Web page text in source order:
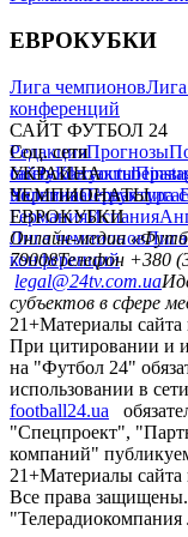
ЕВРОКУБКИ
Лига чемпионов
конференций
САЙТ ФУТБОЛ 24
РедакцияПрогнозы
сайтуКонтакты
политикаСтруктура
Соц. сети
facebookxyoutube
УКРАИНА
УкраинаПервая лига
ЧЕМПИОНАТЫ
ГерманияИспания
ЕВРОКУБКИ
Лига чемпионов
конференций
Онлайн-медиа
79008Телефон +380
legal@24tv.com.ua
субъектов в сфере
21+Материалы сайта
При цитировании и
на "Футбол 24"
использовании в
football24.ua
"Спецпроект",
компаний"
21+Материалы сайта
Все права